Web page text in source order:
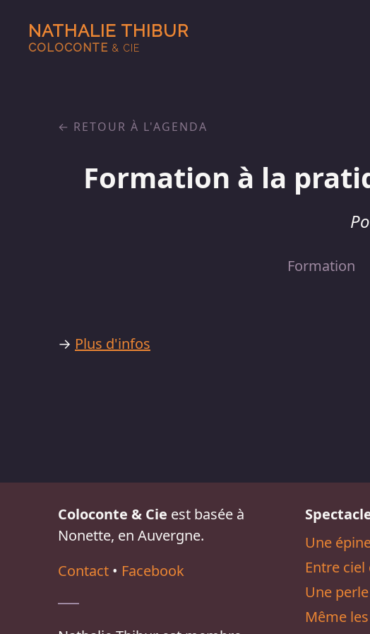
NATHALIE THIBUR
COLOCONTE & CIE
Formation à la
Formation
RETOUR À L'AGENDA
→ Plus d'infos
Coloconte & Cie est basée à
Nonette, en Auvergne.
Contact • Facebook
Une
Entre
Une
Même